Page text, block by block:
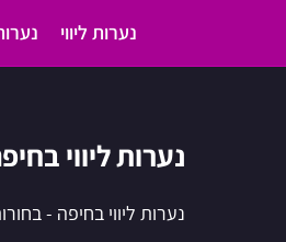
נערות ליווי
נערות ליווי
נערות ליווי בחיפה -